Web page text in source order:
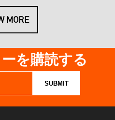
MORE
を購読する